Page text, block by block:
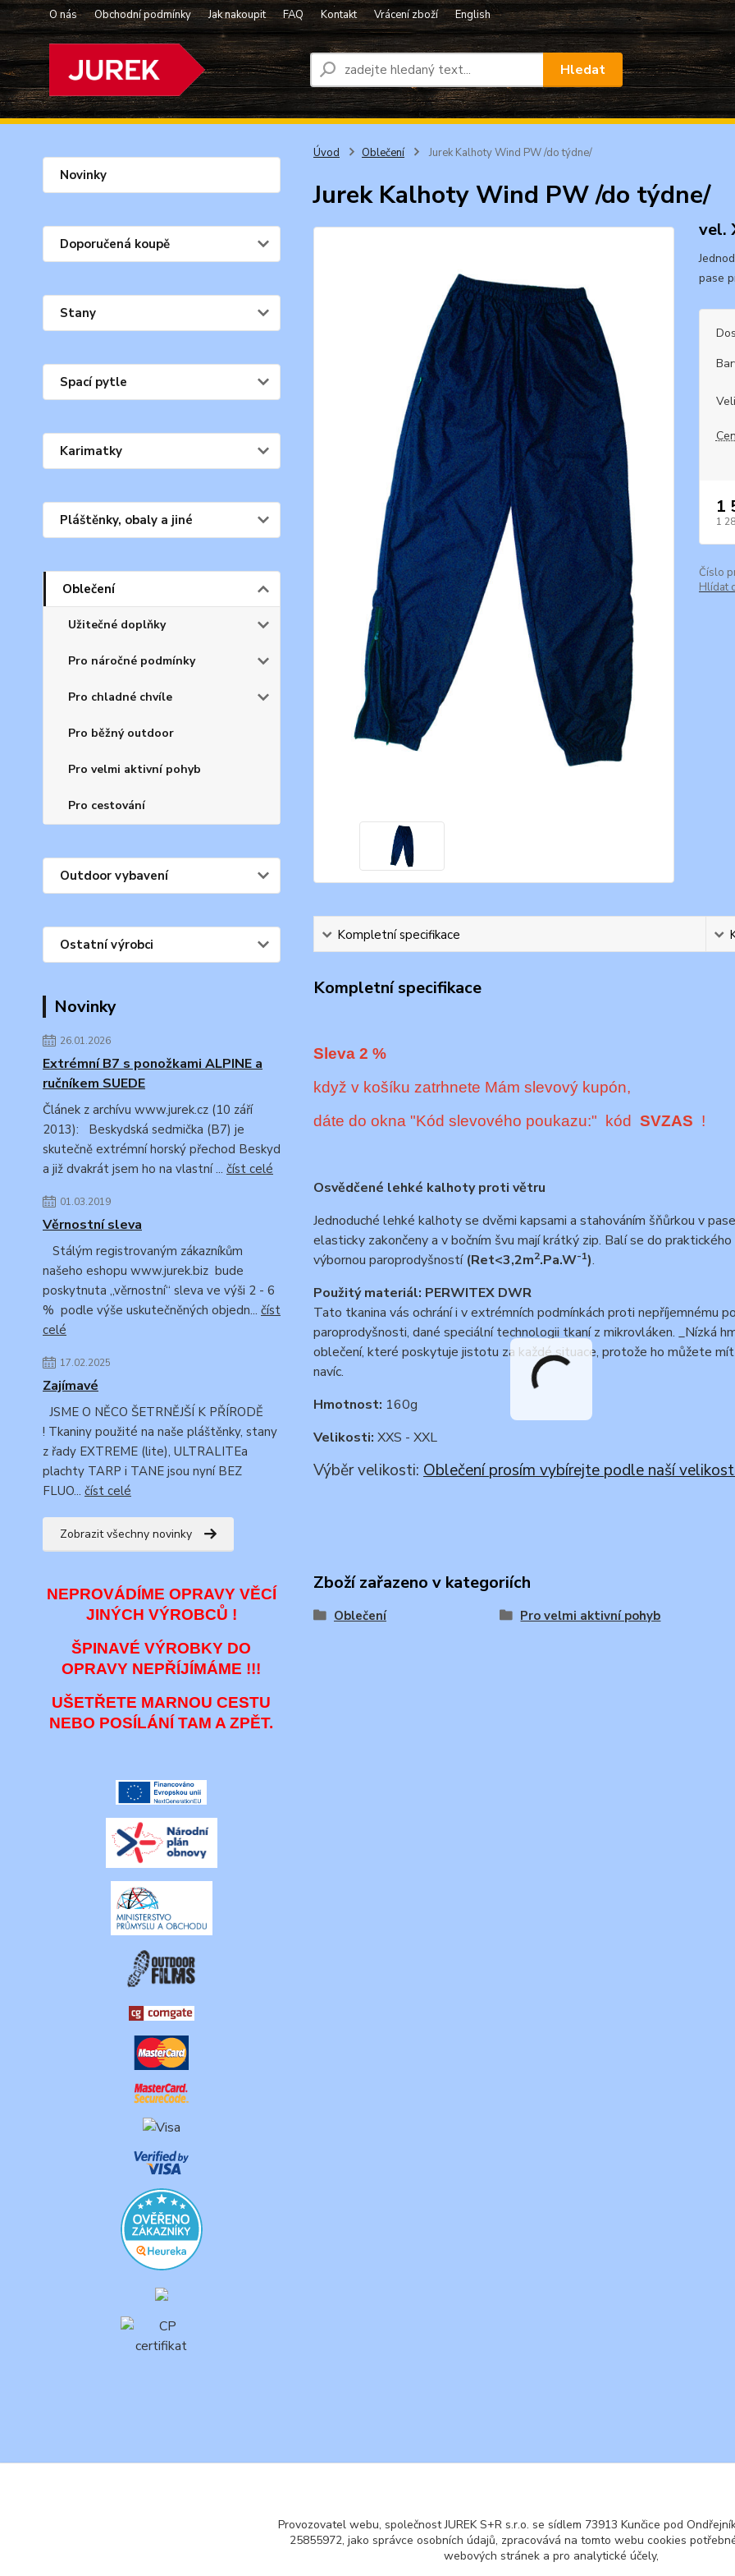
O nás Obchodní podmínky Jak nakoupit FAQ Kontakt Vrácení zboží English
Hledat
Novinky
Doporučená koupě
Stany
Spací pytle
Karimatky
Pláštěnky, obaly a jiné
Oblečení
Užitečné doplňky
Pro náročné podmínky
Pro chladné chvíle
Pro běžný outdoor
Pro velmi aktivní pohyb
Pro cestování
Outdoor vybavení
Ostatní výrobci
Novinky
26.01.2026
Extrémní B7 s ponožkami ALPINE a
ručníkem SUEDE
Článek z archívu www.jurek.cz (10 září
2013): Beskydská sedmička (B7) je
skutečně extrémní horský přechod Beskyd
a již dvakrát jsem ho na vlastní ... číst celé
01.03.2019
Věrnostní sleva
Stálým registrovaným zákazníkům
našeho eshopu www.jurek.biz bude
poskytnuta „věrnostní“ sleva ve výši 2 - 6
% podle výše uskutečněných objedn... číst
celé
17.02.2025
Zajímavé
JSME O NĚCO ŠETRNĚJŠÍ K PŘÍRODĚ
! Tkaniny použité na naše pláštěnky, stany
z řady EXTREME (lite), ULTRALITEa
plachty TARP i TANE jsou nyní BEZ
FLUO... číst celé
Zobrazit všechny novinky
NEPROVÁDÍME OPRAVY VĚCÍ
JINÝCH VÝROBCŮ !
ŠPINAVÉ VÝROBKY DO
OPRAVY NEPŘÍJÍMÁME !!!
UŠETŘETE MARNOU CESTU
NEBO POSÍLÁNÍ TAM A ZPĚT.
Úvod Oblečení Jurek Kalhoty Wind PW /do týdne/
Jurek Kalhoty Wind PW /do týdne/
vel.
pase
1
1
Číslo
Hlídat
Kompletní specifikace
Kompletní specifikace
Sleva 2 %
když v košíku zatrhnete Mám slevový kupón,
dáte do okna "Kód slevového poukazu:" kód SVZAS !
Osvědčené lehké kalhoty proti větru
Jednoduché lehké kalhoty se dvěmi kapsami a stahováním šňůrkou v
elasticky zakončeny a v bočním švu mají krátký zip. Balí se do
výbornou paroprodyšností (Ret<3,2m2.Pa.W-1).
Použitý materiál: PERWITEX DWR
Tato tkanina vás ochrání i v extrémních podmínkách proti nepříjemnému
paroprodyšnosti, dané speciální technologii tkaní z mikrovláken. _Nízká
oblečení, které poskytuje jistotu za každé situace, protože ho můžete
navíc.
Hmotnost: 160g
Velikosti: XXS - XXL
Výběr velikosti: Oblečení prosím vybírejte podle naší
Zboží zařazeno v kategoriích
Oblečení Pro velmi aktivní pohyb
Provozovatel webu, společnost JUREK S+R s.r.o. se sídlem 73913 Kunčice pod
25855972, jako správce osobních údajů, zpracovává na tomto webu cookies
webových stránek a pro analytické účely,